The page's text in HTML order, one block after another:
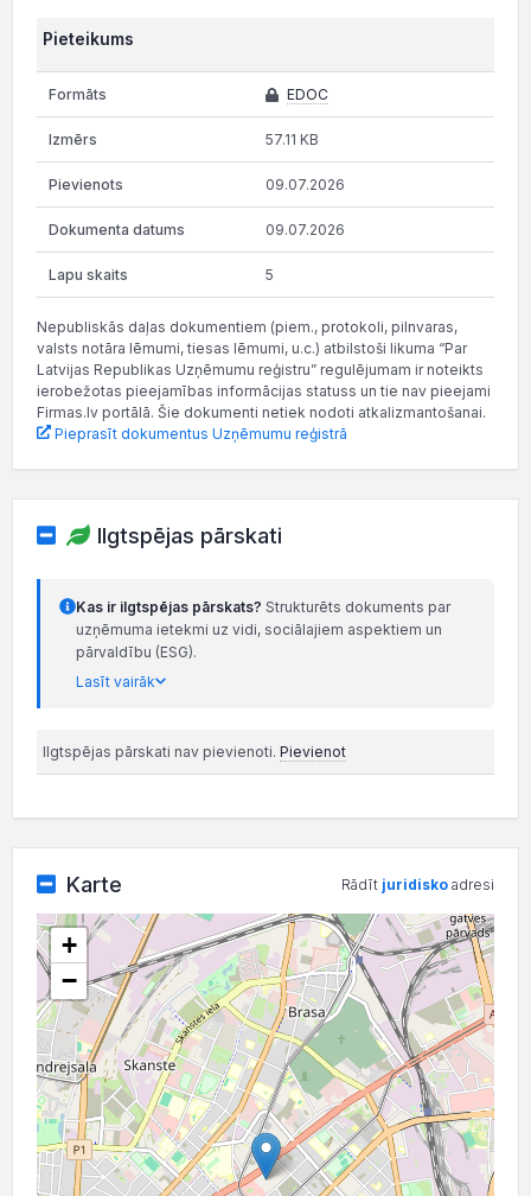
Pieteikums
EDOC
57.11 KB
09.07.2026
09.07.2026
5
Nepubliskās daļas dokumentiem (piem., protokoli, pilnvaras,
valsts notāra lēmumi, tiesas lēmumi, u.c.) atbilstoši likuma “Par
Latvijas Republikas Uzņēmumu reģistru” regulējumam ir noteikts
ierobežotas pieejamības informācijas statuss un tie nav pieejami
Firmas.lv portālā. Šie dokumenti netiek nodoti atkalizmantošanai.
Pieprasīt dokumentus Uzņēmumu reģistrā
Ilgtspējas pārskati
Kas ir ilgtspējas pārskats? Strukturēts dokuments par
uzņēmuma ietekmi uz vidi, sociālajiem aspektiem un
pārvaldību (ESG).
Lasīt vairāk
Ilgtspējas pārskati nav pievienoti. Pievienot
Karte Rādīt juridisko adresi
+
−